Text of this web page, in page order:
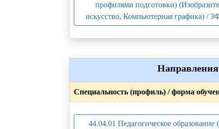
профилями подготовки)
искусство, Компьютерная графика) /
Направления
Специальность (профиль) / форма
44.04.01 Педагогическое